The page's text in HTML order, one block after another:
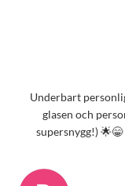
Underbart
glasen och
supersnygg!)